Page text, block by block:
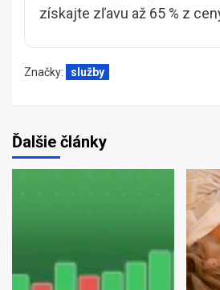
získajte zľavu až 65 % z
Značky: služby
Ďalšie články